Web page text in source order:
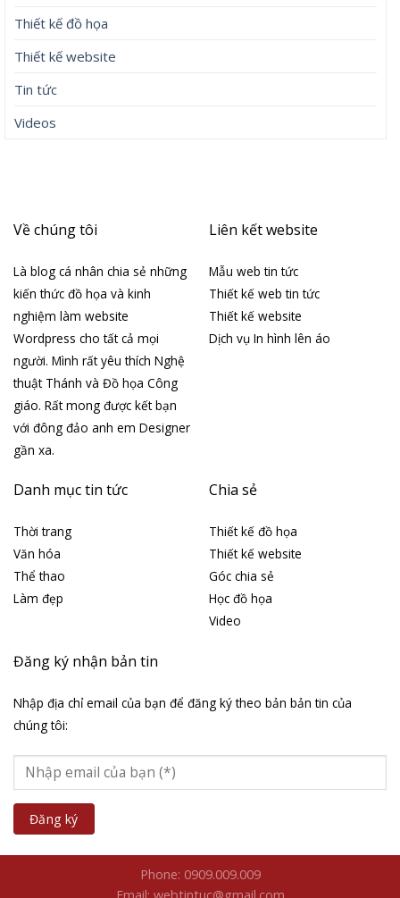
Thiết kế đồ họa
Thiết kế website
Tin tức
Videos
Về chúng tôi
Là blog cá nhân chia sẻ những
kiến thức đồ họa và kinh
nghiệm làm website
Wordpress cho tất cả mọi
người. Mình rất yêu thích Nghệ
thuật Thánh và Đồ họa Công
giáo. Rất mong được kết bạn
với đông đảo anh em Designer
gần xa.
Liên kết website
Mẫu web tin tức
Thiết kế web tin tức
Thiết kế website
Dịch vụ In hình lên áo
Danh mục tin tức
Thời trang
Văn hóa
Thể thao
Làm đẹp
Chia sẻ
Thiết kế đồ họa
Thiết kế website
Góc chia sẻ
Học đồ họa
Video
Đăng ký nhận bản tin
Nhập địa chỉ email của bạn để đăng ký theo bản bản tin của
chúng tôi:
Phone: 0909.009.009